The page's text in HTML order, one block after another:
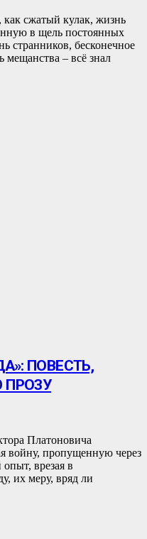
сжатый кулак, жизнь
в щель постоянных
странников, бесконечное
мещанства – всё знал
ПОВЕСТЬ,
ПРОЗУ
Платоновича
войну, пропущенную через
врезая в
их меру, вряд ли